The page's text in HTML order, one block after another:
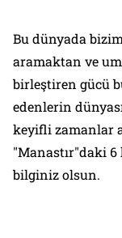
Bu dünyada
aramaktan ve
birleştiren gücü
edenlerin
keyifli zamanlar
"Manastır"daki 6
bilginiz olsun.